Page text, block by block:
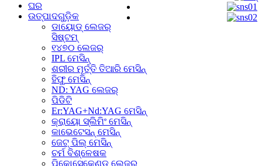
ଘର
ଉତ୍ପାଦଗୁଡ଼ିକ
ଡାୟୋଡ୍ ଲେଜର୍
ସିଷ୍ଟମ୍
୧୪୭୦ ଲେଜର୍
IPL ମେସିନ୍
ଶରୀର ମୂର୍ତ୍ତି ତିଆରି ମେସିନ୍
ହିଫୁ ମେସିନ୍
ND: YAG ଲେଜର୍
ପିଡିଟି
Er:YAG+Nd:YAG ମେସିନ୍
କ୍ରାୟୋ ସ୍ଲିମିଂ ମେସିନ୍
କାଭେଟେସନ୍ ମେସିନ୍
ଜେଟ୍ ପିଲ୍ ମେସିନ୍
ଚର୍ମ ବିଶ୍ଳେଷକ
ପିକୋସେକେଣ୍ଡ ଲେଜର୍